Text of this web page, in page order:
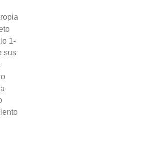
1-
sus